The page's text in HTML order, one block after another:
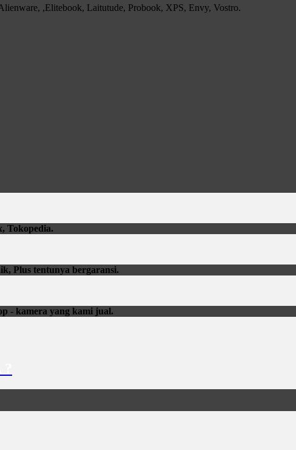
,Elitebook, Laitutude, Probook, XPS, Envy, Vostro.
Tokopedia.
Plus tentunya bergaransi.
- kamera yang kami jual.